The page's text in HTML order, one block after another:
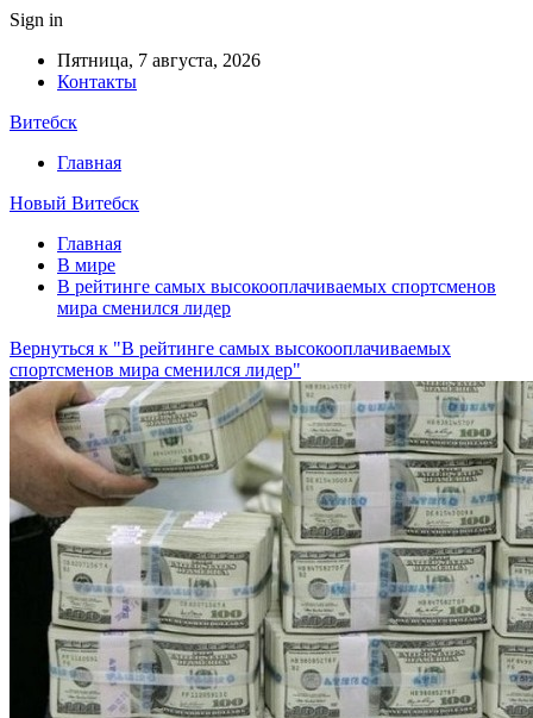
Sign in
Пятница, 7 августа, 2026
Контакты
Витебск
Главная
Новый Витебск
Главная
В мире
В рейтинге самых высокооплачиваемых спортсменов
мира сменился лидер
Вернуться к "В рейтинге самых высокооплачиваемых
спортсменов мира сменился лидер"